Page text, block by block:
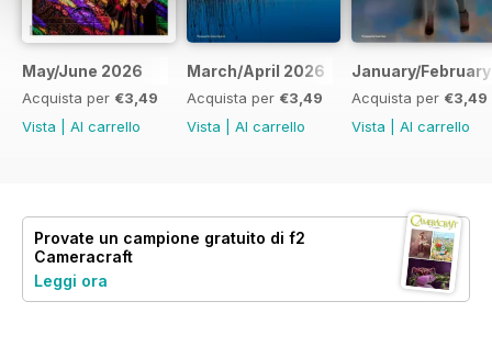
May/June 2026
Acquista per €3,49
Vista
Al carrello
March/April 2026
Acquista per €3,49
Vista
Al carrello
January/
Acquista per €3,49
Vista
Al carrello
Provate un campione gratuito di f2
Cameracraft
Leggi ora